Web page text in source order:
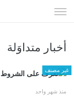
الى
أخبار متداوَلة
غير مصنف
منذ شهر واحد